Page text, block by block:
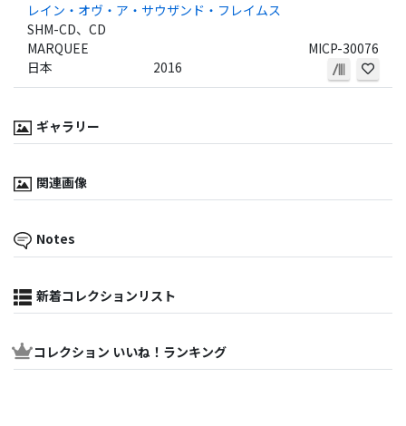
レイン・オヴ・ア・サウザンド・フレイムス
SHM-CD、CD
MARQUEE
MICP-30076
日本
2016
ギャラリー
関連画像
Notes
新着コレクションリスト
コレクション いいね！ランキング